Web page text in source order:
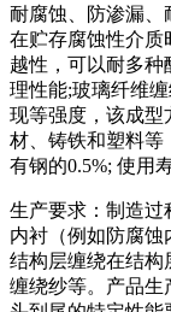
耐腐蚀、防渗漏、
在贮存腐蚀性介质
越性，可以耐多种
理性能;玻璃纤维
现等强度，该成型
材、铸铁和塑料等
有钢的0.5%; 使用
生产要求：制造过
内衬（例如防腐
结构层缠绕在结构
缠绕纱等。产品生